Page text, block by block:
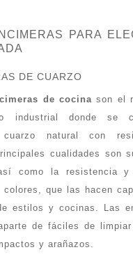
PARA
DE CUARZO
de cocinason el
industrial donde se
natural con
cualidades son
como la resistencia y
que las hacen
estilos y cocinas. Las
de fáciles de limpiar
y arañazos.